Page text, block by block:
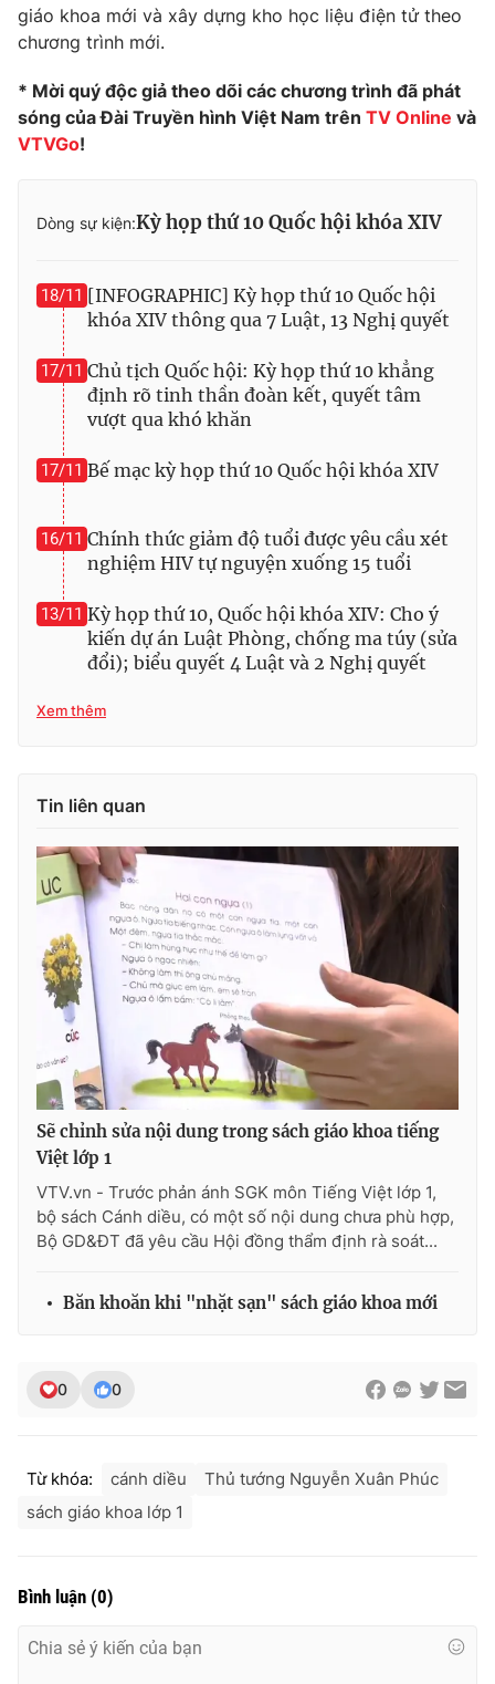
giáo khoa mới và xây dựng kho học liệu điện tử theo
chương trình mới.
* Mời quý độc giả theo dõi các chương trình đã phát
sóng của Đài Truyền hình Việt Nam trên TV Online và
VTVGo!
Dòng sự kiện:Kỳ họp thứ 10 Quốc hội khóa XIV
18/11 [INFOGRAPHIC] Kỳ họp thứ 10 Quốc hội
khóa XIV thông qua 7 Luật, 13 Nghị quyết
17/11 Chủ tịch Quốc hội: Kỳ họp thứ 10 khẳng
định rõ tinh thần đoàn kết, quyết tâm
vượt qua khó khăn
17/11 Bế mạc kỳ họp thứ 10 Quốc hội khóa XIV
16/11 Chính thức giảm độ tuổi được yêu cầu xét
nghiệm HIV tự nguyện xuống 15 tuổi
13/11 Kỳ họp thứ 10, Quốc hội khóa XIV: Cho ý
kiến dự án Luật Phòng, chống ma túy (sửa
đổi); biểu quyết 4 Luật và 2 Nghị quyết
Xem thêm
Tin liên quan
Sẽ chỉnh sửa nội dung trong sách giáo khoa tiếng
Việt lớp 1
VTV.vn - Trước phản ánh SGK môn Tiếng Việt lớp 1,
bộ sách Cánh diều, có một số nội dung chưa phù hợp,
Bộ GD&ĐT đã yêu cầu Hội đồng thẩm định rà soát...
Băn khoăn khi "nhặt sạn" sách giáo khoa mới
0 0
Từ khóa: cánh diều
Thủ tướng Nguyễn Xuân Phúc
sách giáo khoa lớp 1
Bình luận (0)